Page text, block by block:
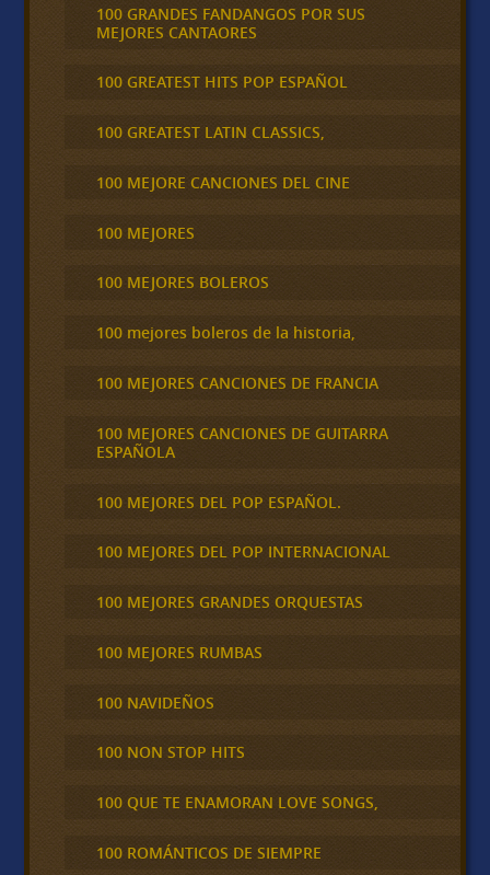
100 GRANDES FANDANGOS POR SUS
MEJORES CANTAORES
100 GREATEST HITS POP ESPAÑOL
100 GREATEST LATIN CLASSICS,
100 MEJORE CANCIONES DEL CINE
100 MEJORES
100 MEJORES BOLEROS
100 mejores boleros de la historia,
100 MEJORES CANCIONES DE FRANCIA
100 MEJORES CANCIONES DE GUITARRA
ESPAÑOLA
100 MEJORES DEL POP ESPAÑOL.
100 MEJORES DEL POP INTERNACIONAL
100 MEJORES GRANDES ORQUESTAS
100 MEJORES RUMBAS
100 NAVIDEÑOS
100 NON STOP HITS
100 QUE TE ENAMORAN LOVE SONGS,
100 ROMÁNTICOS DE SIEMPRE